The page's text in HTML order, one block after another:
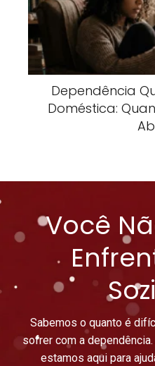
Dependência
Doméstica:
Você
Sabemos o quanto é
sofrer com a
estamos aqui para